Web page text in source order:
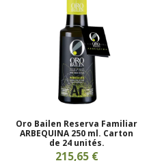
Oro Bailen Reserva Familiar
ARBEQUINA 250 ml. Carton
de 24 unités.
215,65 €